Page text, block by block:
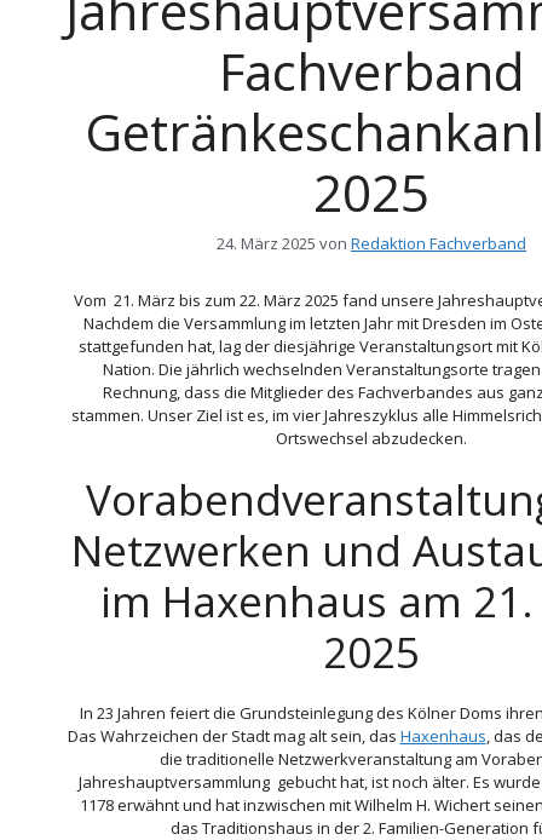
Fachverband
2025
24. März 2025 von Redaktion Fachverband
Vom 21. März bis zum 22. März 2025 fand unsere
Nachdem die Versammlung im letzten Jahr mit Dresden im
stattgefunden hat, lag der diesjährige Veranstaltungsort mit
Nation. Die jährlich wechselnden Veranstaltungsorte
Rechnung, dass die Mitglieder des Fachverbandes aus
stammen. Unser Ziel ist es, im vier Jahreszyklus alle
Ortswechsel abzudecken.
Netzwerken und
im Haxenhaus am
2025
In 23 Jahren feiert die Grundsteinlegung des Kölner Doms
Das Wahrzeichen der Stadt mag alt sein, das Haxenhaus, das
die traditionelle Netzwerkveranstaltung am
Jahreshauptversammlung gebucht hat, ist noch älter. Es
1178 erwähnt und hat inzwischen mit Wilhelm H. Wichert
das Traditionshaus in der 2. Familien-Generation